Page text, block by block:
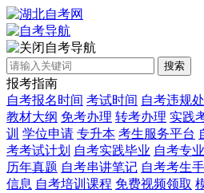
自考导航
搜索
报考指南
自考报名时间 考试时间 自考违规
教材大纲 免考办理 转考办理 实践
训 学位申请 专升本 考生服务平台
考考试计划 自考实践毕业 自考专业
历年真题 自考串讲笔记 自考考生
信息 自考培训课程 免费视频领取